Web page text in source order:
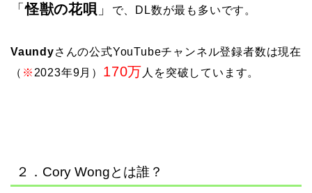
「怪獣の花唄 」 で、DL数が最も多いです。
Vaundyさんの公式YouTubeチャンネル登録者数は現在
（ ※ 2023年9月） 170万 人を突破しています。
２．Cory Wongとは誰？